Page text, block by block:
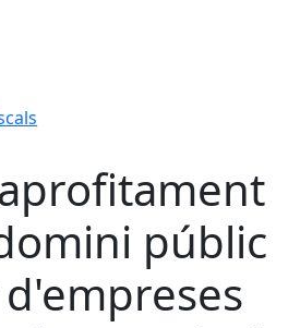
públic